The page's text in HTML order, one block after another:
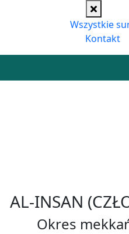
Wszystkie
Kontakt
AL-INSAN
Okres